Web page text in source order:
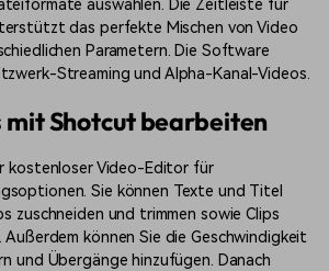
auswählen. Die Zeitleiste für
das perfekte Mischen von Video
Parametern. Die Software
Streaming und Alpha-Kanal-Videos.
mit Shotcut bearbeiten
kostenloser Video-Editor für
Sie können Texte und Titel
zuschneiden und trimmen sowie Clips
können Sie die Geschwindigkeit
und Übergänge hinzufügen. Danach